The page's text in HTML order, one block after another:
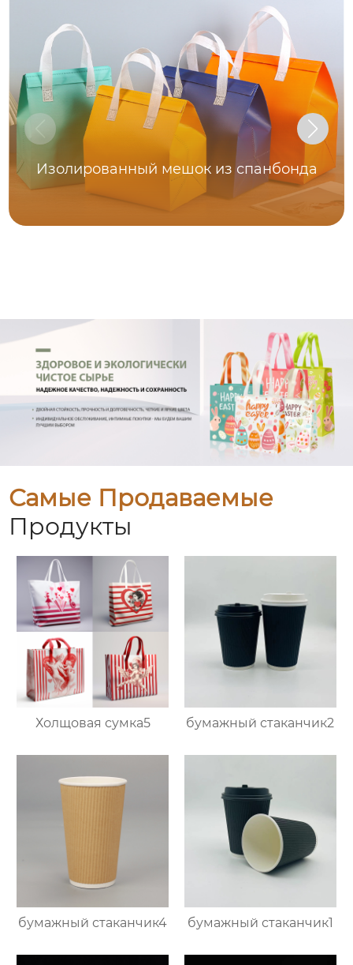
Изолированный мешок из спанбонда
Самые Продаваемые
Продукты
Холщовая сумка5 бумажный стаканчик2
бумажный стаканчик4 бумажный стаканчик1